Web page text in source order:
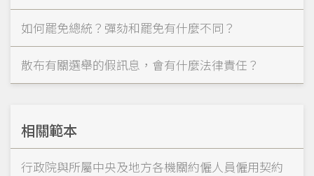
如何罷免總統？彈劾和罷免有什麼不同？
散布有關選舉的假訊息，會有什麼法律責任？
相關範本
行政院與所屬中央及地方各機關約僱人員僱用契約